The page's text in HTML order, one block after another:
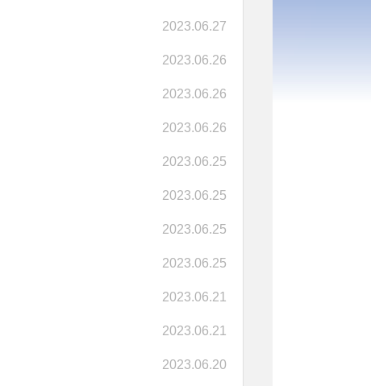
2023.06.27
2023.06.26
2023.06.26
2023.06.26
2023.06.25
2023.06.25
2023.06.25
2023.06.25
2023.06.21
2023.06.21
2023.06.20